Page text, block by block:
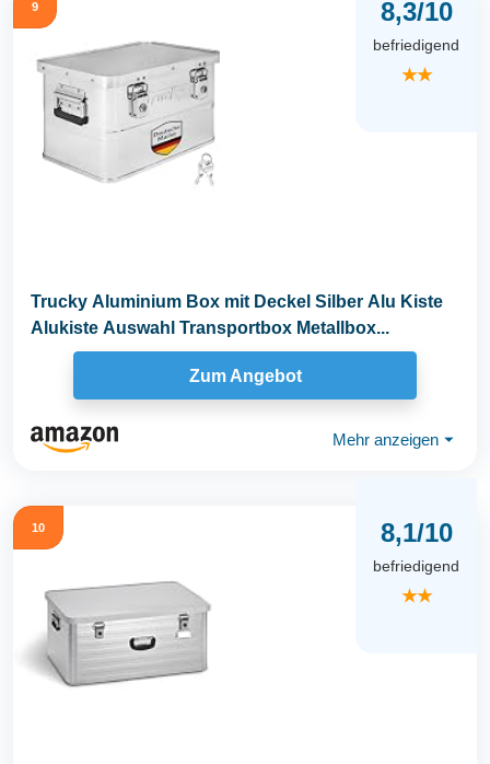
9 8,3/10
befriedigend
★★
Trucky Aluminium Box mit Deckel Silber Alu Kiste
Alukiste Auswahl Transportbox Metallbox...
Zum Angebot
Mehr anzeigen ⏷
10 8,1/10
befriedigend
★★